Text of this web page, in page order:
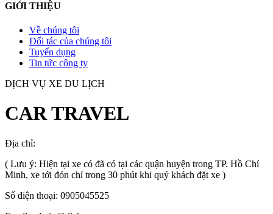
GIỚI THIỆU
Về chúng tôi
Đối tác của chúng tôi
Tuyển dụng
Tin tức công ty
DỊCH VỤ XE DU LỊCH
CAR TRAVEL
Địa chỉ:
( Lưu ý: Hiện tại xe có đã có tại các quận huyện trong TP. Hồ Chí
Minh, xe tới đón chỉ trong 30 phút khi quý khách đặt xe )
Số điện thoại: 0905045525